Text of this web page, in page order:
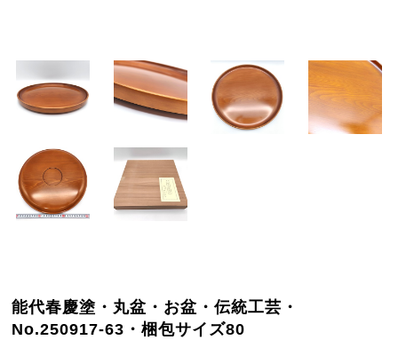
能代春慶塗・丸盆・お盆・伝統工芸・
No.250917-63・梱包サイズ80